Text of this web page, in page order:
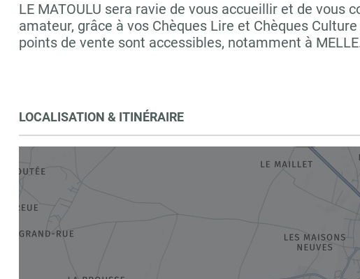
LE MATOULU sera ravie de vous accueillir et de vous
amateur, grâce à vos Chèques Lire et Chèques
points de vente sont accessibles, notamment à
LOCALISATION & ITINÉRAIRE